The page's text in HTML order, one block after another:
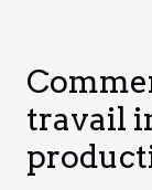
travail